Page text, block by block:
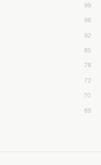
108���������������������������A������������
99
96
92
85
78
72
70
69